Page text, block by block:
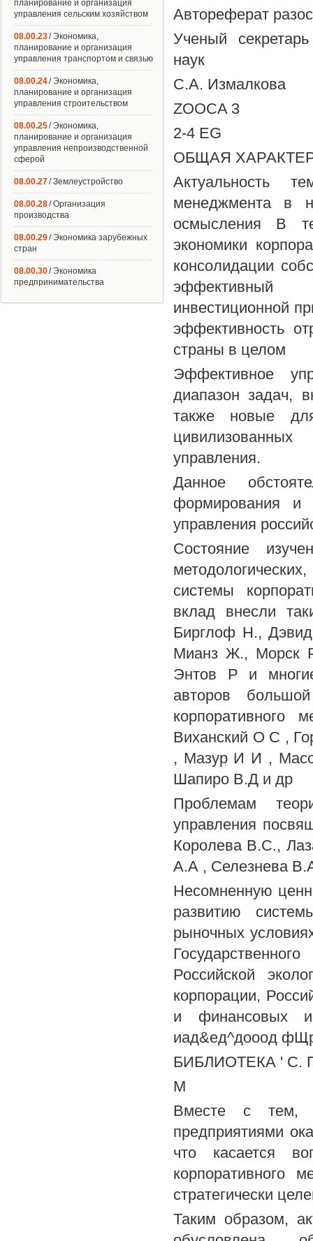
Автореферат
Ученый
наук
С.А. Измалкова
ZOOCA 3
2-4 EG
ОБЩАЯ
Актуальность
менеджмента в
осмысления В
экономики
консолидации
эффективный
инвестиционной
эффективность
страны в целом
Эффективное
диапазон задач,
также новые
цивилизованных
управления.
Данное
формирования и
управления
Состояние
системы
вклад внесли
Бирглоф Н.,
Мианз Ж., Морск
Энтов Р и
авторов
корпоративного
Виханский О С ,
, Мазур И И ,
Шапиро В.Д и др
Проблемам
управления
Королева B.C.,
А.А , Селезнева
Несомненную
развитию
рыночных
Российской
корпорации,
и финансовых
иад&ед^дооод
БИБЛИОТЕКА ' С.
M
Вместе с тем,
предприятиями
что касается
корпоративного
стратегически
Таким образом,
планирование и организация
управления сельским хозяйством
08.00.23/ Экономика,
планирование и организация
управления транспортом и связью
08.00.24/ Экономика,
планирование и организация
управления строительством
08.00.25/ Экономика,
планирование и организация
управления непроизводственной
сферой
08.00.27/ Землеустройство
08.00.28/ Организация
производства
08.00.29/ Экономика зарубежных
стран
08.00.30/ Экономика
предпринимательства